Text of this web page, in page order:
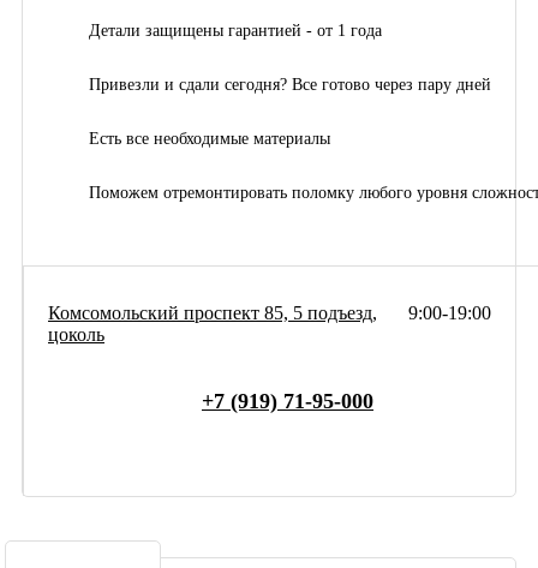
Детали защищены гарантией - от 1 года
Привезли и сдали сегодня? Все готово через пару дней
Есть все необходимые материалы
Поможем отремонтировать поломку любого уровня
9:00-19:00
Комсомольский проспект 85, 5 подъезд,
цоколь
+7 (919) 71-95-000